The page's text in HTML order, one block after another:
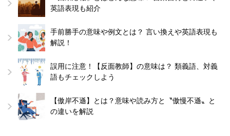
英語表現も紹介
手前勝手の意味や例文とは？ 言い換えや英語表現も
解説！
誤用に注意！【反面教師】の意味は？ 類義語、対義
語もチェックしよう
【傲岸不遜】とは？意味や読み方と〝傲慢不遜〟と
の違いを解説